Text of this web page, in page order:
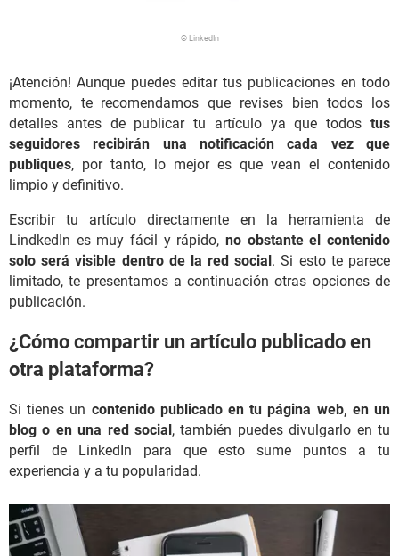
© LinkedIn
¡Atención! Aunque puedes editar tus publicaciones en todo
momento, te recomendamos que revises bien todos los
detalles antes de publicar tu artículo ya que todos tus
seguidores recibirán una notificación cada vez que
publiques, por tanto, lo mejor es que vean el contenido
limpio y definitivo.
Escribir tu artículo directamente en la herramienta de
LindkedIn es muy fácil y rápido, no obstante el contenido
solo será visible dentro de la red social. Si esto te parece
limitado, te presentamos a continuación otras opciones de
publicación.
¿Cómo compartir un artículo publicado en
otra plataforma?
Si tienes un contenido publicado en tu página web, en un
blog o en una red social, también puedes divulgarlo en tu
perfil de LinkedIn para que esto sume puntos a tu
experiencia y a tu popularidad.